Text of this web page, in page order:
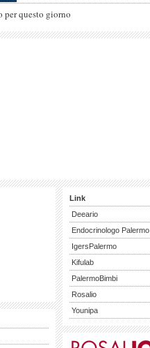
per questo giorno
Link
Deeario
Endocrinologo Palermo
IgersPalermo
Kifulab
PalermoBimbi
Rosalio
Younipa